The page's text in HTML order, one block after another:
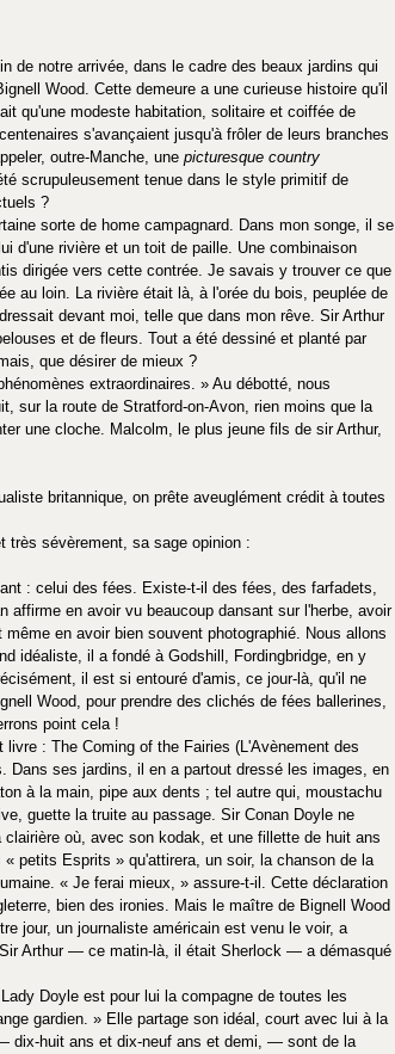
de notre arrivée, dans le cadre des beaux jardins qui
Wood. Cette demeure a une curieuse histoire qu'il
qu'une modeste habitation, solitaire et coiffée de
s'avançaient jusqu'à frôler de leurs branches
outre-Manche, une picturesque country
scrupuleusement tenue dans le style primitif de
?
sorte de home campagnard. Dans mon songe, il se
d'une rivière et un toit de paille. Une combinaison
dirigée vers cette contrée. Je savais y trouver ce que
au loin. La rivière était là, à l'orée du bois, peuplée de
devant moi, telle que dans mon rêve. Sir Arthur
et de fleurs. Tout a été dessiné et planté par
que désirer de mieux ?
extraordinaires. » Au débotté, nous
sur la route de Stratford-on-Avon, rien moins que la
une cloche. Malcolm, le plus jeune fils de sir Arthur,
britannique, on prête aveuglément crédit à toutes
très sévèrement, sa sage opinion :
: celui des fées. Existe-t-il des fées, des farfadets,
affirme en avoir vu beaucoup dansant sur l'herbe, avoir
en avoir bien souvent photographié. Nous allons
idéaliste, il a fondé à Godshill, Fordingbridge, en y
il est si entouré d'amis, ce jour-là, qu'il ne
Wood, pour prendre des clichés de fées ballerines,
point cela !
: The Coming of the Fairies (L'Avènement des
ses jardins, il en a partout dressé les images, en
à la main, pipe aux dents ; tel autre qui, moustachu
guette la truite au passage. Sir Conan Doyle ne
où, avec son kodak, et une fillette de huit ans
petits Esprits » qu'attirera, un soir, la chanson de la
« Je ferai mieux, » assure-t-il. Cette déclaration
bien des ironies. Mais le maître de Bignell Wood
jour, un journaliste américain est venu le voir, a
Arthur — ce matin-là, il était Sherlock — a démasqué
Doyle est pour lui la compagne de toutes les
gardien. » Elle partage son idéal, court avec lui à la
dix-huit ans et dix-neuf ans et demi, — sont de la